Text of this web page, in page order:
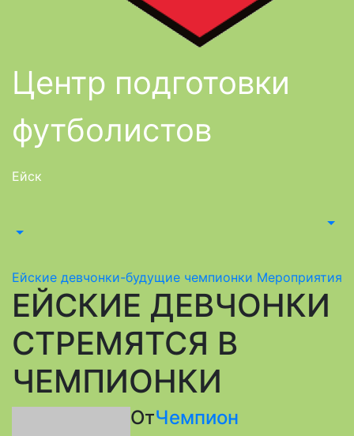
Центр подготовки
футболистов
Ейск
Ейские девчонки-будущие чемпионки Мероприятия
ЕЙСКИЕ ДЕВЧОНКИ
СТРЕМЯТСЯ В
ЧЕМПИОНКИ
ОтЧемпион